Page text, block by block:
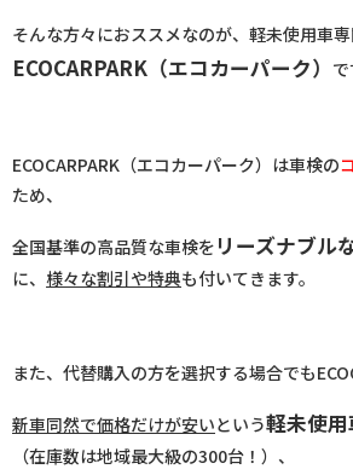
そんな方々におススメなのが、軽未使用車
ECOCARPARK（エコカーパーク） で
ECOCARPARK（エコカーパーク）は車検の
ため、
全国基準の高品質な車検を リーズナブル
に、 様々な割引や特典も付いてきます。
また、代替購入の方を選択する場合でも
新車同然で価格だけが安いという軽未使用
（在庫数は地域最大級の300台！）、